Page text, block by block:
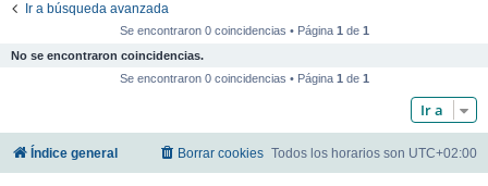
Ir a búsqueda avanzada
Se encontraron 0 coincidencias • Página 1de 1
No se encontraron coincidencias.
Se encontraron 0 coincidencias • Página 1de 1
Ir a
Índice general Todos los horarios son UTC+02:00
Borrar cookies